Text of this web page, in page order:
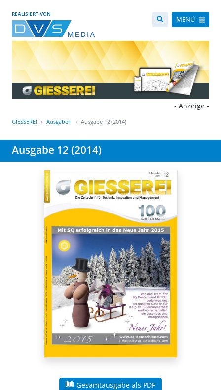
REALISIERT VON
MENÜ
- Anzeige -
GIESSEREI Ausgaben Ausgabe 12 (2014)
Ausgabe 12 (2014)
Gesamtausgabe als PDF